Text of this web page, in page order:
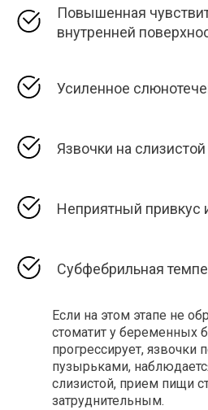
Повышенная
внутренней
Усиленное
Язвочки на слизистой
Неприятный привкус
Субфебрильная
Если на этом этапе не
стоматит у беременных
прогрессирует, язвочки
пузырьками,
слизистой, прием пищи
затруднительным.